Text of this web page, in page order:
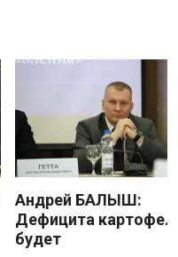
Андрей БАЛЫШ:
Дефицита
будет